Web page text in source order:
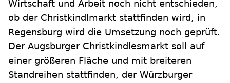
Wirtschaft und Arbeit noch nicht entschieden,
ob der Christkindlmarkt stattfinden wird, in
Regensburg wird die Umsetzung noch geprüft.
Der Augsburger Christkindlesmarkt soll auf
einer größeren Fläche und mit breiteren
Standreihen stattfinden, der Würzburger